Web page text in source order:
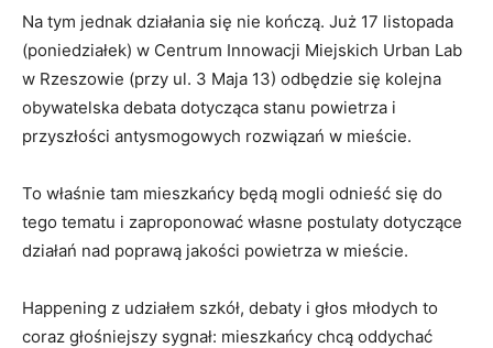
Na tym jednak działania się nie kończą. Już 17 listopada
(poniedziałek) w Centrum Innowacji Miejskich Urban Lab
w Rzeszowie (przy ul. 3 Maja 13) odbędzie się kolejna
obywatelska debata dotycząca stanu powietrza i
przyszłości antysmogowych rozwiązań w mieście.
To właśnie tam mieszkańcy będą mogli odnieść się do
tego tematu i zaproponować własne postulaty dotyczące
działań nad poprawą jakości powietrza w mieście.
Happening z udziałem szkół, debaty i głos młodych to
coraz głośniejszy sygnał: mieszkańcy chcą oddychać